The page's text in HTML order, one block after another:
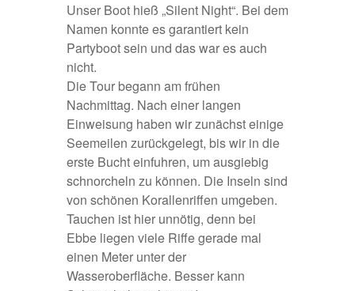
Unser Boot hieß „Silent Night“. Bei dem
Namen konnte es garantiert kein
Partyboot sein und das war es auch
nicht.
Die Tour begann am frühen
Nachmittag. Nach einer langen
Einweisung haben wir zunächst einige
Seemeilen zurückgelegt, bis wir in die
erste Bucht einfuhren, um ausgiebig
schnorcheln zu können. Die Inseln sind
von schönen Korallenriffen umgeben.
Tauchen ist hier unnötig, denn bei
Ebbe liegen viele Riffe gerade mal
einen Meter unter der
Wasseroberfläche. Besser kann